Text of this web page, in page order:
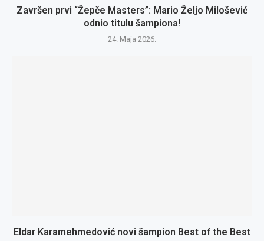
Završen prvi “Žepče Masters”: Mario Željo Milošević
odnio titulu šampiona!
24. Maja 2026.
Eldar Karamehmedović novi šampion Best of the Best